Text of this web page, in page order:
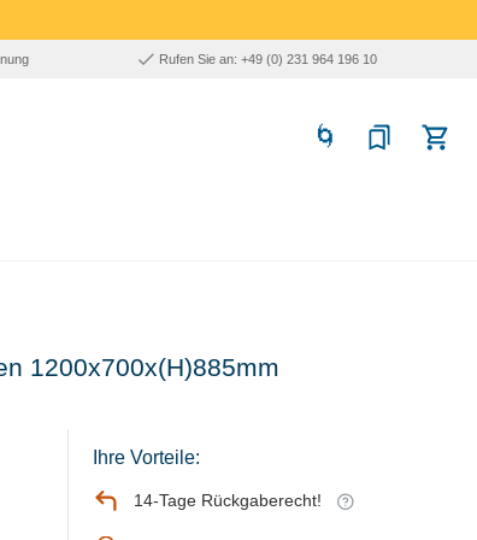
Rufen Sie an: +49 (0) 231 964 196 10
1200x700x(H)885mm
Ihre Vorteile:
14-Tage Rückgaberecht!